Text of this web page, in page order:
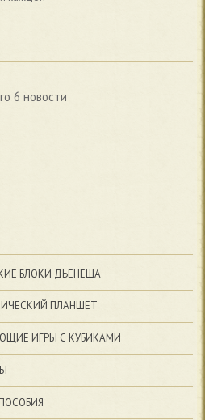
6 новости
БЛОКИ ДЬЕНЕША
ПЛАНШЕТ
ИГРЫ С КУБИКАМИ